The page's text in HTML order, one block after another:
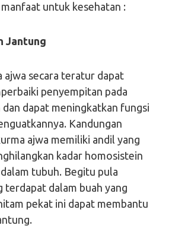
untuk kesehatan :
Jantung
ajwa secara teratur dapat
penyempitan pada
dapat meningkatkan fungsi
Kandungan
ajwa memiliki andil yang
kadar homosistein
tubuh. Begitu pula
terdapat dalam buah yang
pekat ini dapat membantu